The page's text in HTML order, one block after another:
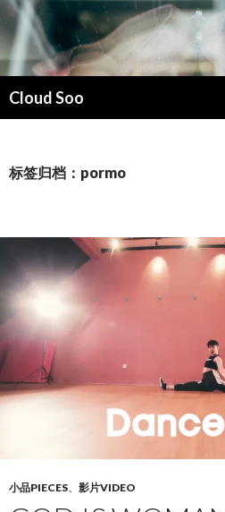
Cloud Soo
索
文
标签归档：pormo
小品PIECES、 影片VIDEO